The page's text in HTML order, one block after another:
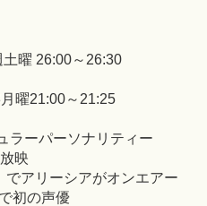
曜 26:00～26:30
曜21:00～21:25
ラーパーソナリティー
映
アリーシアがオンエアー
初の声優